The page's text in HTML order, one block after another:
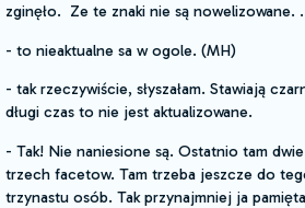
zginęło. Ze te znaki nie są nowelizowane.
- to nieaktualne sa w ogole. (MH)
- tak rzeczywiście, słyszałam. Stawiają
długi czas to nie jest aktualizowane.
- Tak! Nie naniesione są. Ostatnio tam
trzech facetow. Tam trzeba jeszcze do
trzynastu osób. Tak przynajmniej ja